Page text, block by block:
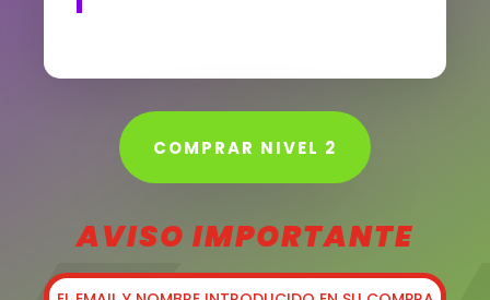
COMPRAR NIVEL 2
AVISO IMPORTANTE